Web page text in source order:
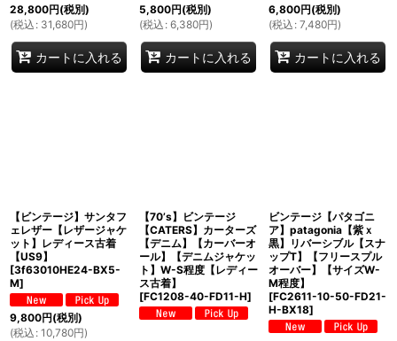
28,800円(税別)
(税込 : 31,680円)
カートに入れる
5,800円(税別)
(税込 : 6,380円)
カートに入れる
6,800円(税別)
(税込 : 7,480円)
カートに入れる
【ビンテージ】サンタフ
ェレザー【レザージャケ
ット】レディース古着
【US9】
[3f63010HE24-BX5-
M]
9,800円(税別)
(税込 : 10,780円)
【70’s】ビンテージ
【CATERS】カーターズ
【デニム】【カーバーオ
ール】【デニムジャケッ
ト】W-S程度【レディー
ス古着】
[FC1208-40-FD11-H]
ビンテージ【パタゴニ
ア】patagonia【紫ｘ
黒】リバーシブル【スナ
ップT】【フリースプル
オーバー】【サイズW-
M程度】
[FC2611-10-50-FD21-
H-BX18]